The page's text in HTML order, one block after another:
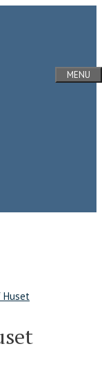
MENU
Huset